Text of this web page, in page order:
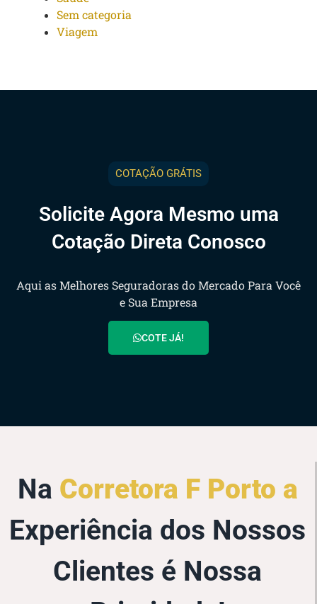
Sem categoria
Viagem
COTAÇÃO GRÁTIS
Solicite Agora Mesmo uma
Cotação Direta Conosco
Aqui as Melhores Seguradoras do Mercado Para Você
e Sua Empresa
COTE JÁ!
Na Corretora F Porto a
Experiência dos Nossos
Clientes é Nossa